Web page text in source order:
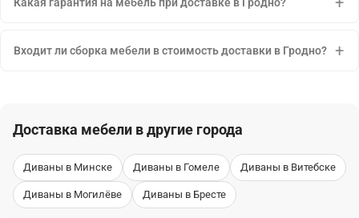
Входит ли сборка мебели в стоимость доставки в Гродно?
Доставка мебели в другие города
Диваны в Минске Диваны в Гомеле Диваны в Витебске
Диваны в Могилёве Диваны в Бресте